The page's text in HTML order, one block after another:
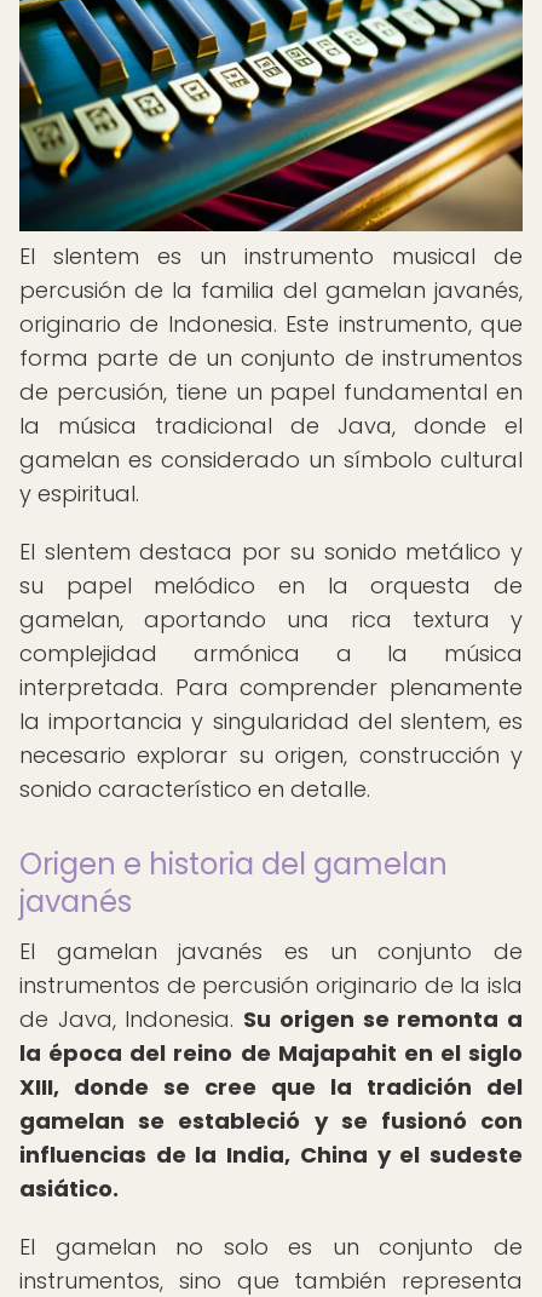
El slentem es un instrumento musical de
percusión de la familia del gamelan javanés,
originario de Indonesia. Este instrumento, que
forma parte de un conjunto de instrumentos
de percusión, tiene un papel fundamental en
la música tradicional de Java, donde el
gamelan es considerado un símbolo cultural
y espiritual.
El slentem destaca por su sonido metálico y
su papel melódico en la orquesta de
gamelan, aportando una rica textura y
complejidad armónica a la música
interpretada. Para comprender plenamente
la importancia y singularidad del slentem, es
necesario explorar su origen, construcción y
sonido característico en detalle.
Origen e historia del gamelan
javanés
El gamelan javanés es un conjunto de
instrumentos de percusión originario de la isla
de Java, Indonesia. Su origen se remonta a
la época del reino de Majapahit en el siglo
XIII, donde se cree que la tradición del
gamelan se estableció y se fusionó con
influencias de la India, China y el sudeste
asiático.
El gamelan no solo es un conjunto de
instrumentos, sino que también representa